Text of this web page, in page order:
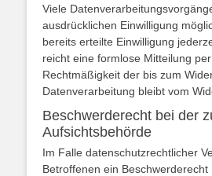
Viele
ausdrücklichen Einwilligung
bereits erteilte Einwilligung
reicht eine formlose Mitteilung
Rechtmäßigkeit der bis zum
Datenverarbeitung bleibt vom
Beschwerderecht bei der
Aufsichtsbehörde
Im Falle datenschutzrechtlicher
Betroffenen ein